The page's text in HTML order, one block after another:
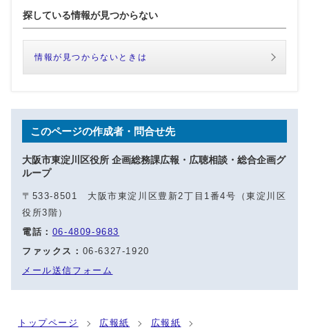
探している情報が見つからない
情報が見つからないときは
このページの作成者・問合せ先
大阪市東淀川区役所 企画総務課広報・広聴相談・総合企画グ
ループ
〒533-8501 大阪市東淀川区豊新2丁目1番4号（東淀川区
役所3階）
電話： 06-4809-9683
ファックス： 06-6327-1920
メール送信フォーム
トップページ 広報紙 広報紙